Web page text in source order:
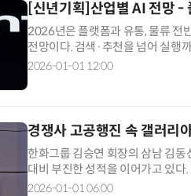
[신년기획]산업별 AI 전망
2026년은 플랫폼과 유통, 물류 전
전망이다. 검색·추천을 넘어 실행
특히 인간을 대신해 사고(思考)하
2026-01-01 12:00
경쟁사 고공행진 속 갤러리
한화그룹 김승연 회장의 삼남 김
대비 부진한 성적을 이어가고 있
이 본업 경쟁력 약화와 수익성 악
2026-01-01 06:00